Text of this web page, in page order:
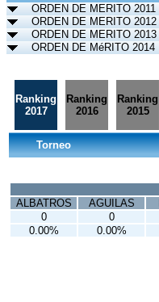
ORDEN DE MERITO 2011
ORDEN DE MERITO 2012
ORDEN DE MERITO 2013
ORDEN DE MéRITO 2014
Ranking
2017
Ranking
2016
Ranking
2015
Torneo
ALBATROS
AGUILAS
0
0
0.00%
0.00%